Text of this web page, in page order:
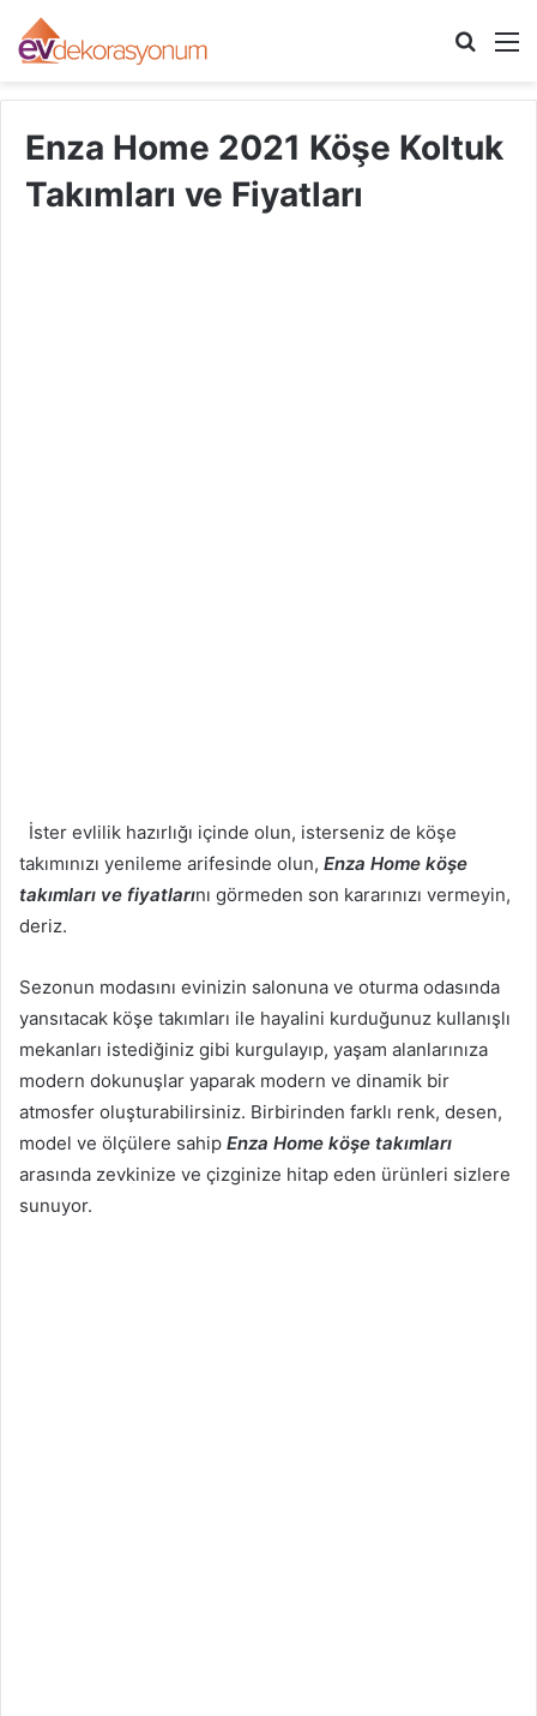
Arama
Enza Home 2021 Köşe Koltuk
Takımları ve Fiyatları
İster evlilik hazırlığı içinde olun, isterseniz de köşe
takımınızı yenileme arifesinde olun, Enza Home köşe
takımları ve fiyatlarını görmeden son kararınızı vermeyin,
deriz.
Sezonun modasını evinizin salonuna ve oturma odasında
yansıtacak köşe takımları ile hayalini kurduğunuz kullanışlı
mekanları istediğiniz gibi kurgulayıp, yaşam alanlarınıza
modern dokunuşlar yaparak modern ve dinamik bir
atmosfer oluşturabilirsiniz. Birbirinden farklı renk, desen,
model ve ölçülere sahip Enza Home köşe takımları
arasında zevkinize ve çizginize hitap eden ürünleri sizlere
sunuyor.